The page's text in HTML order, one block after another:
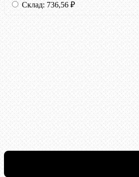
Склад: 736,56 ₽